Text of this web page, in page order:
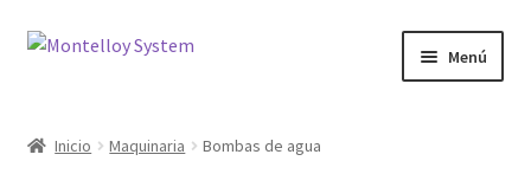
Ir
navegación
Ir
Menú
Inicio Maquinaria Bombas de agua